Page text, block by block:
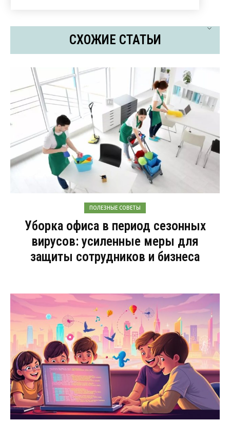
СХОЖИЕ СТАТЬИ
ПОЛЕЗНЫЕ СОВЕТЫ
Уборка офиса в период сезонных
вирусов: усиленные меры для
защиты сотрудников и бизнеса